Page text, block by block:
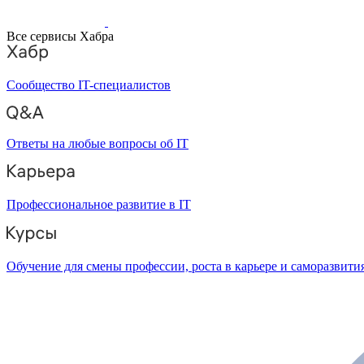
Все сервисы Хабра
Сообщество IT-специалистов
Ответы на любые вопросы об IT
Профессиональное развитие в IT
Обучение для смены профессии, роста в карьере и